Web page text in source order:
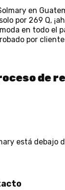
en
por 269 Q,
en todo el
por
de
está debajo